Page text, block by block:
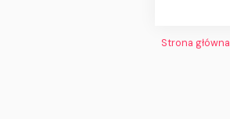
Strona główna